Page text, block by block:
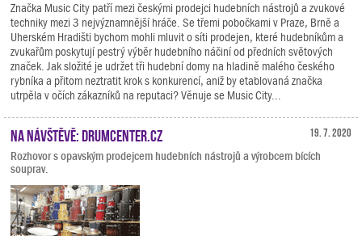
Značka Music City patří mezi českými prodejci hudebních nástrojů a zvukové
techniky mezi 3 nejvýznamnější hráče. Se třemi pobočkami v Praze, Brně a
Uherském Hradišti bychom mohli mluvit o síti prodejen, které hudebníkům a
zvukařům poskytují pestrý výběr hudebního náčiní od předních světových
značek. Jak složité je udržet tři hudební domy na hladině malého českého
rybníka a přitom neztratit krok s konkurencí, aniž by etablovaná značka
utrpěla v očích zákazníků na reputaci? Věnuje se Music City...
19. 7. 2020
Na návštěvě: Drumcenter.cz
Rozhovor s opavským prodejcem hudebních nástrojů a výrobcem bících
souprav.